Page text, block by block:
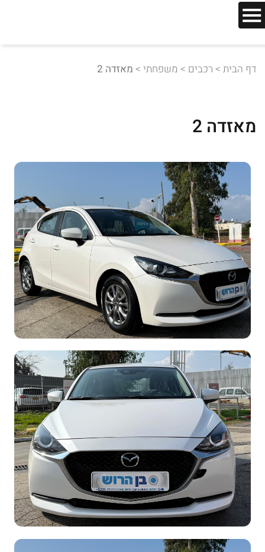
דף הבית > רכבים > משפחתי > מאזדה 2
מאזדה 2